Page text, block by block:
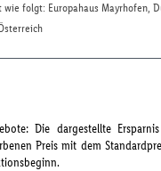
folgt: Europahaus Mayrhofen,
Die dargestellte
Preis mit dem